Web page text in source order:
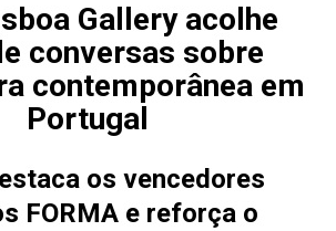
Gallery acolhe
conversas sobre
contemporânea em
Portugal
os vencedores
FORMA e reforça o